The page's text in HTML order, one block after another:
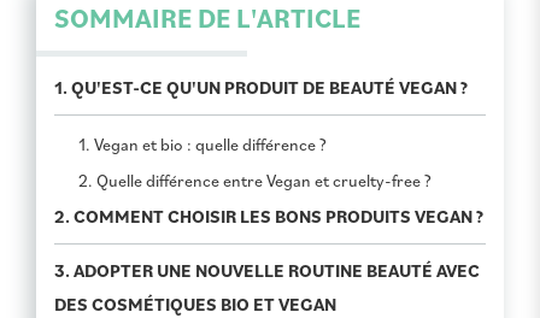
SOMMAIRE DE L'ARTICLE
1. QU'EST-CE QU'UN PRODUIT DE BEAUTÉ VEGAN ?
1. Vegan et bio : quelle différence ?
2. Quelle différence entre Vegan et cruelty-free ?
2. COMMENT CHOISIR LES BONS PRODUITS VEGAN ?
3. ADOPTER UNE NOUVELLE ROUTINE BEAUTÉ AVEC
DES COSMÉTIQUES BIO ET VEGAN